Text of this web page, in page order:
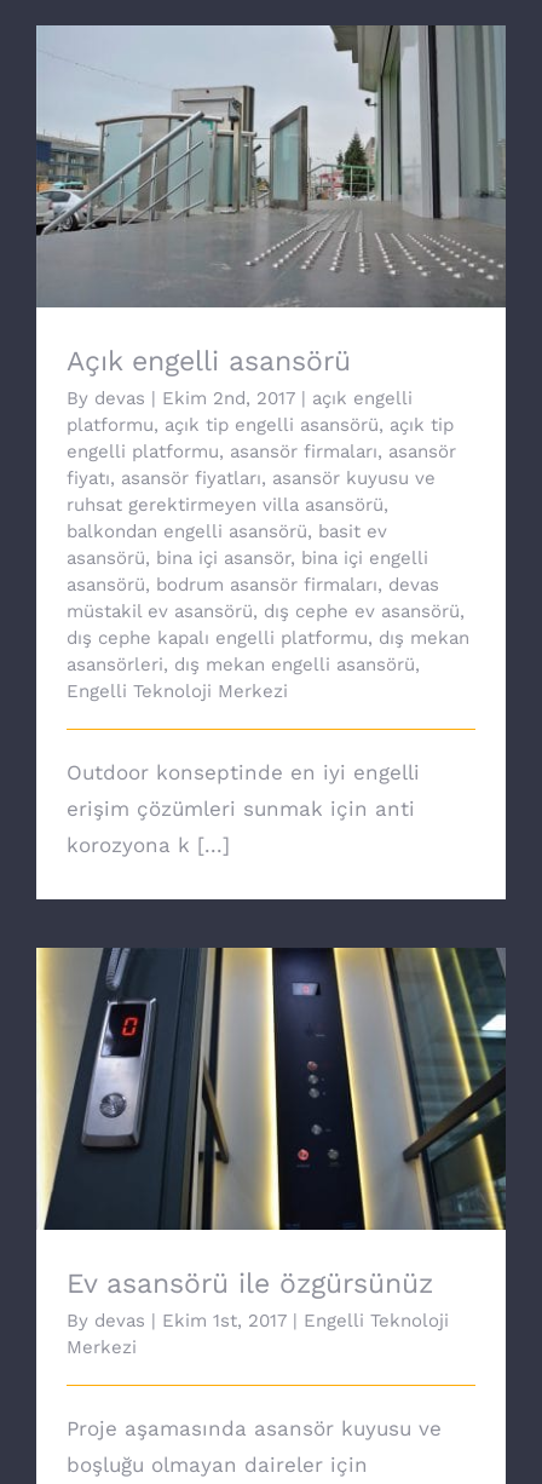
Açık engelli asansörü
Açık engelli asansörü
By devas | Ekim 2nd, 2017 | açık engelli
platformu, açık tip engelli asansörü, açık tip
engelli platformu, asansör firmaları, asansör
fiyatı, asansör fiyatları, asansör kuyusu ve
ruhsat gerektirmeyen villa asansörü,
balkondan engelli asansörü, basit ev
asansörü, bina içi asansör, bina içi engelli
asansörü, bodrum asansör firmaları, devas
müstakil ev asansörü, dış cephe ev asansörü,
dış cephe kapalı engelli platformu, dış mekan
asansörleri, dış mekan engelli asansörü,
Engelli Teknoloji Merkezi
Outdoor konseptinde en iyi engelli
erişim çözümleri sunmak için anti
korozyona k [...]
Ev asansörü ile özgürsünüz
Ev asansörü ile özgürsünüz
By devas | Ekim 1st, 2017 | Engelli Teknoloji
Merkezi
Proje aşamasında asansör kuyusu ve
boşluğu olmayan daireler için